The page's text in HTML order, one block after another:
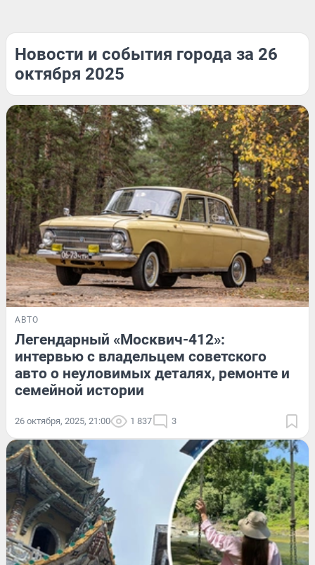
Новости и события города за 26
октября 2025
АВТО
Легендарный «Москвич-412»:
интервью с владельцем советского
авто о неуловимых деталях, ремонте и
семейной истории
26 октября, 2025, 21:00 1 837 3